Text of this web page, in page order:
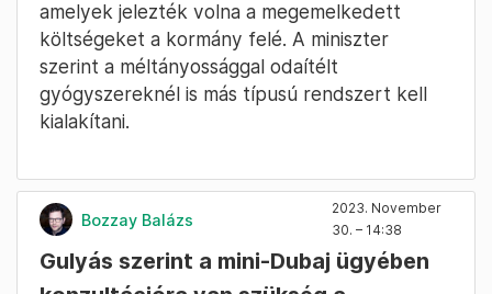
amelyek jelezték volna a megemelkedett
költségeket a kormány felé. A miniszter
szerint a méltányossággal odaítélt
gyógyszereknél is más típusú rendszert kell
kialakítani.
Bozzay Balázs
2023. November
30. – 14:38
Gulyás szerint a mini-Dubaj ügyében